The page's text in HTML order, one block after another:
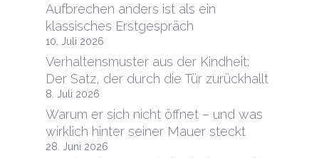
Aufbrechen anders ist als ein
klassisches Erstgespräch
10. Juli 2026
Verhaltensmuster aus der Kindheit:
Der Satz, der durch die Tür zurückhallt
8. Juli 2026
Warum er sich nicht öffnet – und was
wirklich hinter seiner Mauer steckt
28. Juni 2026